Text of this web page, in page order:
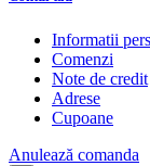
Informatii
Comenzi
Note de credit
Adrese
Cupoane
Anulează comanda